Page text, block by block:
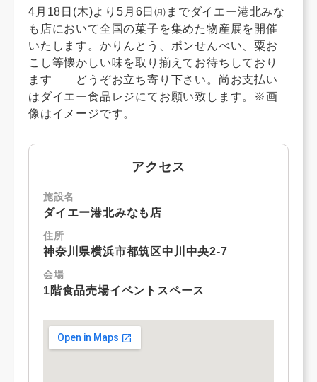
4月18日(木)より5月6日㈪までダイエー港北みな
も店において全国の菓子を集めた物産展を開催
いたします。かりんとう、ポンせんべい、粟お
こし等懐かしい味を取り揃えてお待ちしており
ます どうぞお立ち寄り下さい。尚お支払い
はダイエー食品レジにてお願い致します。※画
像はイメージです。
アクセス
施設名
ダイエー港北みなも店
住所
神奈川県横浜市都筑区中川中央2-7
会場
1階食品売場イベントスペース